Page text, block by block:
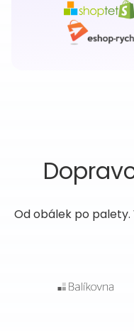
Od obálek po